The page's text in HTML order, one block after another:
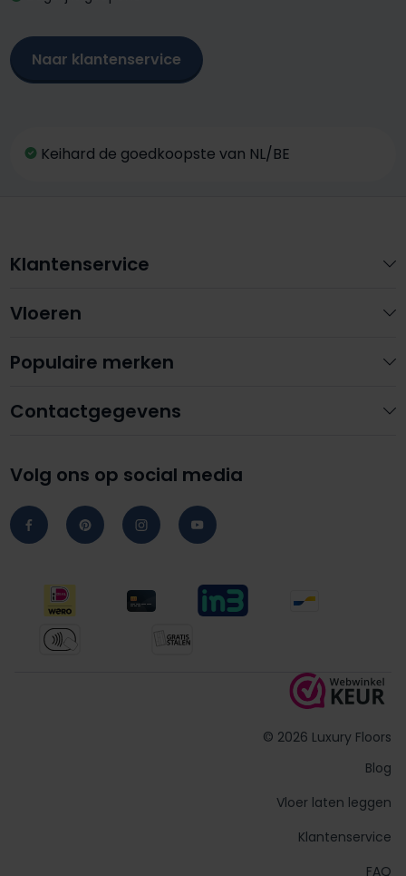
Naar klantenservice
Keihard de goedkoopste van NL/BE
Contactgegevens
Volg ons op social media
Klantenservice
Vloeren
Populaire merken
© 2026 Luxury Floors
Blog
Vloer laten leggen
Klantenservice
FAQ